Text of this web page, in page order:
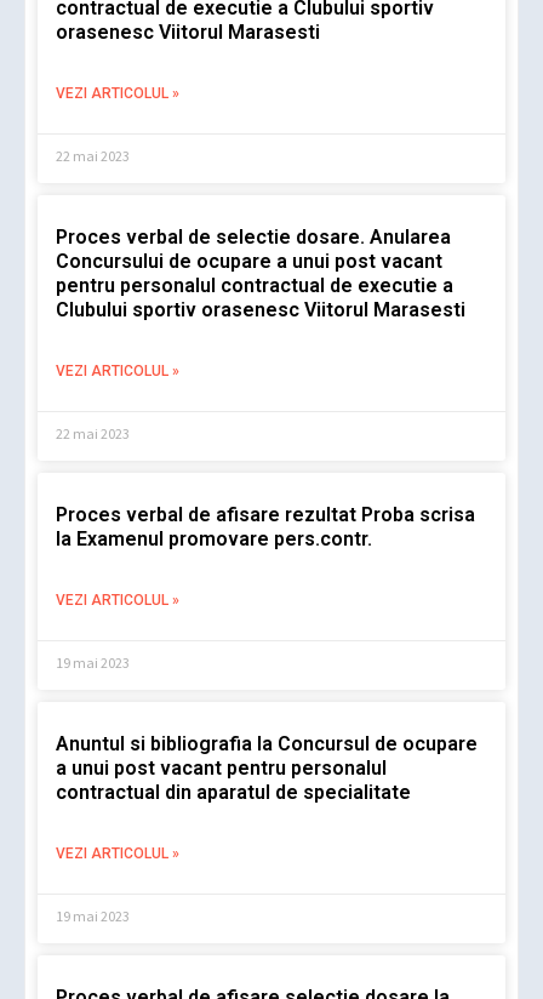
contractual de executie a Clubului sportiv
orasenesc Viitorul Marasesti
VEZI ARTICOLUL »
22 mai 2023
Proces verbal de selectie dosare. Anularea
Concursului de ocupare a unui post vacant
pentru personalul contractual de executie a
Clubului sportiv orasenesc Viitorul Marasesti
VEZI ARTICOLUL »
22 mai 2023
Proces verbal de afisare rezultat Proba scrisa
la Examenul promovare pers.contr.
VEZI ARTICOLUL »
19 mai 2023
Anuntul si bibliografia la Concursul de ocupare
a unui post vacant pentru personalul
contractual din aparatul de specialitate
VEZI ARTICOLUL »
19 mai 2023